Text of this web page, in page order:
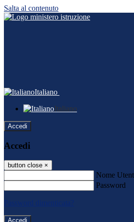
Salta al contenuto
Italiano
Italiano
Accedi
Accedi
button close ×
Nome
Password
Password dimenticata?